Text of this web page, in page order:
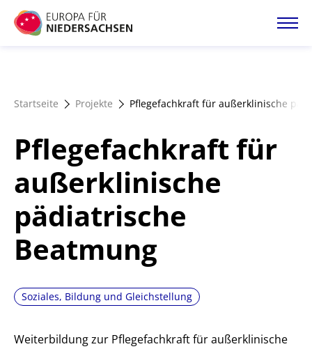
Direkt
zum
Förderangebote
Magazin
Startseite Projekte Pflegefachkraft für außerklinische
Pflegefachkraft für
außerklinische
pädiatrische
Beatmung
Soziales, Bildung und Gleichstellung
Weiterbildung zur Pflegefachkraft für außerklinische